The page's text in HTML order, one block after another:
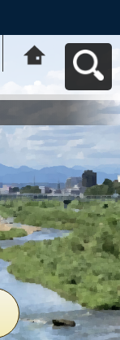
動応援ｻｲﾄ はち
コミねっとへ戻